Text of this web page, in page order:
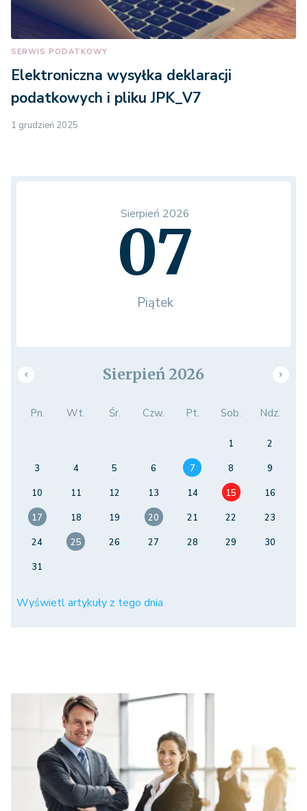
SERWIS PODATKOWY
Elektroniczna wysyłka deklaracji
podatkowych i pliku JPK_V7
1 grudzień 2025
Sierpień 2026
07
Piątek
Sierpień 2026
Pn. Wt. Śr. Czw. Pt. Sob. Ndz.
1
2
3
4 5 6 7 8
9
10
11 12 13 14 15
16
17
18 19 20 21 22
23
24
25 26 27 28 29
30
31
Wyświetl artykuły z tego dnia